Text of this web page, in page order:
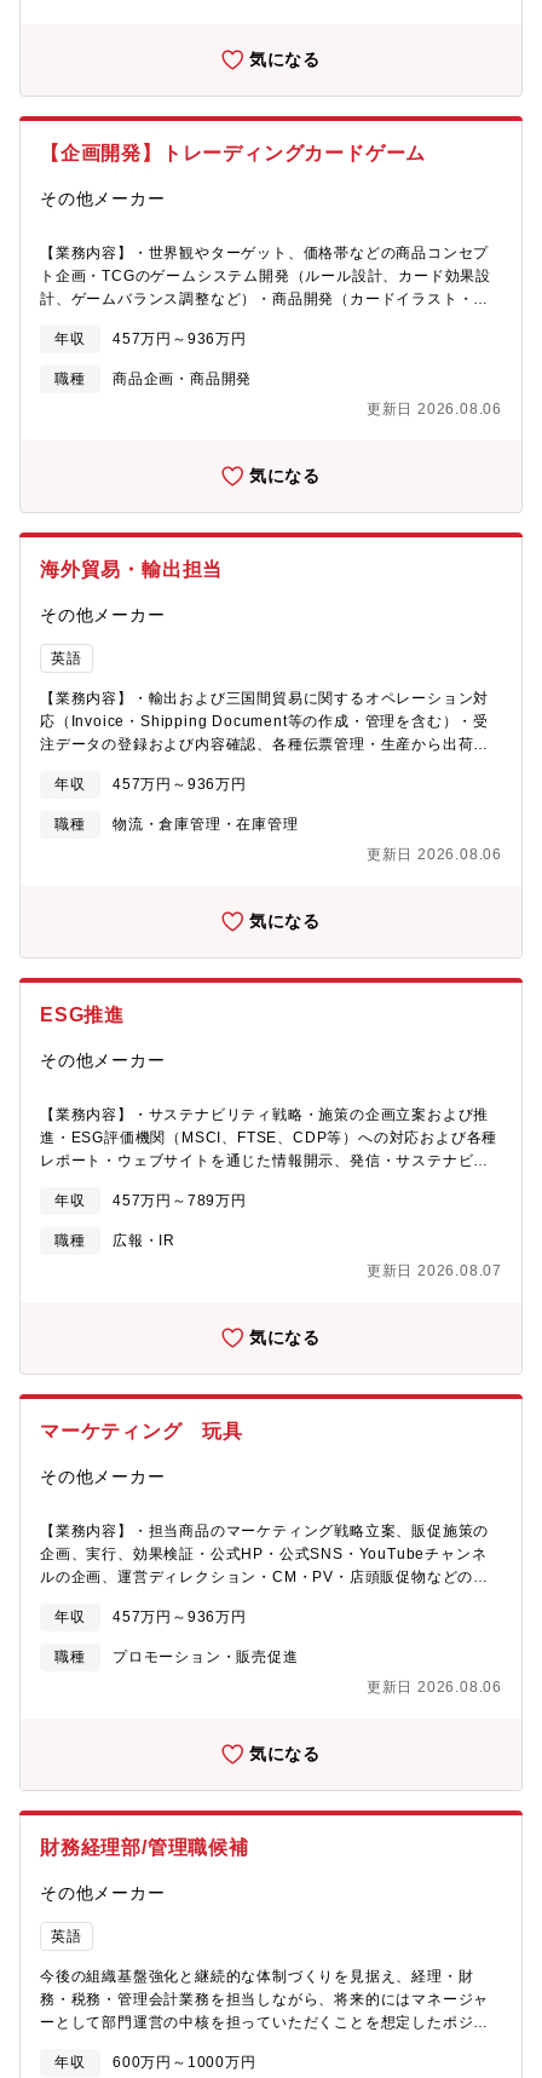
気になる
【企画開発】トレーディングカードゲーム
その他メーカー
【業務内容】・世界観やターゲット、価格帯などの商品コンセプ
ト企画・TCGのゲームシステム開発（ルール設計、カード効果設
計、ゲームバランス調整など）・商品開発（カードイラスト・テ
外展開に向けたローカライズ（翻訳、文化的調整）・量産に向け
た制作管理（色校・校正確認などの品質チェック、関係部門との
連携）・パートナー企業との折衝、発注、進行管理
年収 457万円～936万円
職種
商品企画・商品開発
更新日 2026.08.06
気になる
海外貿易・輸出担当
その他メーカー
英語
【業務内容】・輸出および三国間貿易に関するオペレーション対
応（Invoice・Shipping Document等の作成・管理を含む）・受
注データの登録および内容確認、各種伝票管理・生産から出荷に
む社内関係者との連携・調整、およびオペレーションサポート・
海外顧客および海外ベンダーとの各種オペレーション対応・新規
商品ライン導入時における業務設計および立ち上げ支援・新規取
引スキーム（商流・物流）の構築サポート・売上・利益データの
年収 457万円～936万円
職種
物流・倉庫管理・在庫管理
更新日 2026.08.06
気になる
ESG推進
その他メーカー
【業務内容】・サステナビリティ戦略・施策の企画立案および推
進・ESG評価機関（MSCI、FTSE、CDP等）への対応および各種
レポート・ウェブサイトを通じた情報開示、発信・サステナビリ
法規制、ESGトレンド、社会動向等の情報収集および分析・サス
テナビリティ課題解決に向けた社内横断プロジェクトの運営・事
務局業務
年収 457万円～789万円
職種
広報・IR
更新日 2026.08.07
気になる
マーケティング 玩具
その他メーカー
【業務内容】・担当商品のマーケティング戦略立案、販促施策の
企画、実行、効果検証・公式HP・公式SNS・YouTubeチャンネ
ルの企画、運営ディレクション・CM・PV・店頭販促物などのプ
ップ施策の企画立案、実行・オフラインイベント・体験会の企
画、運営・ユーザー分析、KPI分析、アンケート調査、プロモーシ
ョン効果分析・TI(TOMY International)など海外グループ会社、
および海外取引先との調整（英語での資料作成・コミュニケーシ
年収 457万円～936万円
職種
プロモーション・販売促進
更新日 2026.08.06
気になる
財務経理部/管理職候補
その他メーカー
英語
今後の組織基盤強化と継続的な体制づくりを見据え、経理・財
務・税務・管理会計業務を担当しながら、将来的にはマネージャ
ーとして部門運営の中核を担っていただくことを想定したポジシ
領域のリードや後輩指導、部門運営にも関わっていただきます。
年収 600万円～1000万円